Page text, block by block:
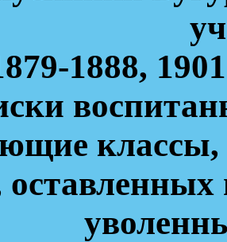
1888,